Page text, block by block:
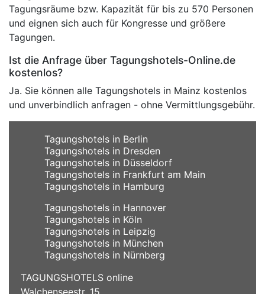
Tagungsräume bzw. Kapazität für bis zu 570 Personen
und eignen sich auch für Kongresse und größere
Tagungen.
Ist die Anfrage über Tagungshotels-Online.de
kostenlos?
Ja. Sie können alle Tagungshotels in Mainz kostenlos
und unverbindlich anfragen - ohne Vermittlungsgebühr.
Tagungshotels in Berlin
Tagungshotels in Dresden
Tagungshotels in Düsseldorf
Tagungshotels in Frankfurt am Main
Tagungshotels in Hamburg
Tagungshotels in Hannover
Tagungshotels in Köln
Tagungshotels in Leipzig
Tagungshotels in München
Tagungshotels in Nürnberg
TAGUNGSHOTELS online
Walchenseestr. 15